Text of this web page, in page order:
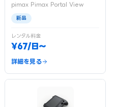
pimax Pimax Portal View
新品
レンタル料金
¥67/日〜
詳細を見る